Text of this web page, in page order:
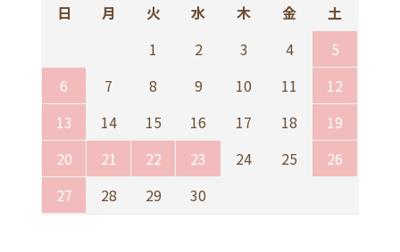
日 月 火 水 木 金
土
1
2 3 4
5
6
7 8 9 10 11
12
13
14 15 16 17 18
19
20
21 22 23 24 25
26
27
28 29 30